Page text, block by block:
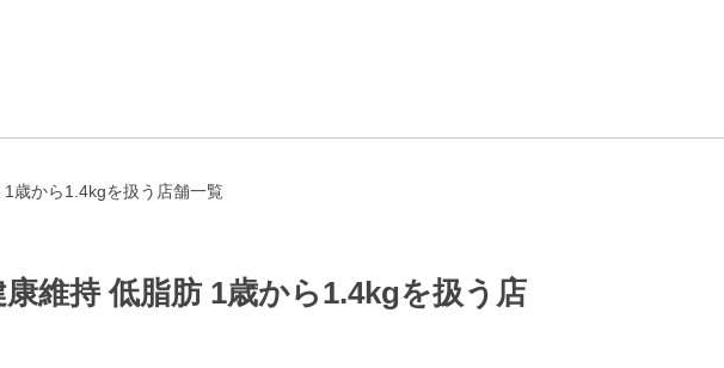
歳から1.4kgを扱う店舗一覧
維持 低脂肪 1歳から1.4kgを扱う店